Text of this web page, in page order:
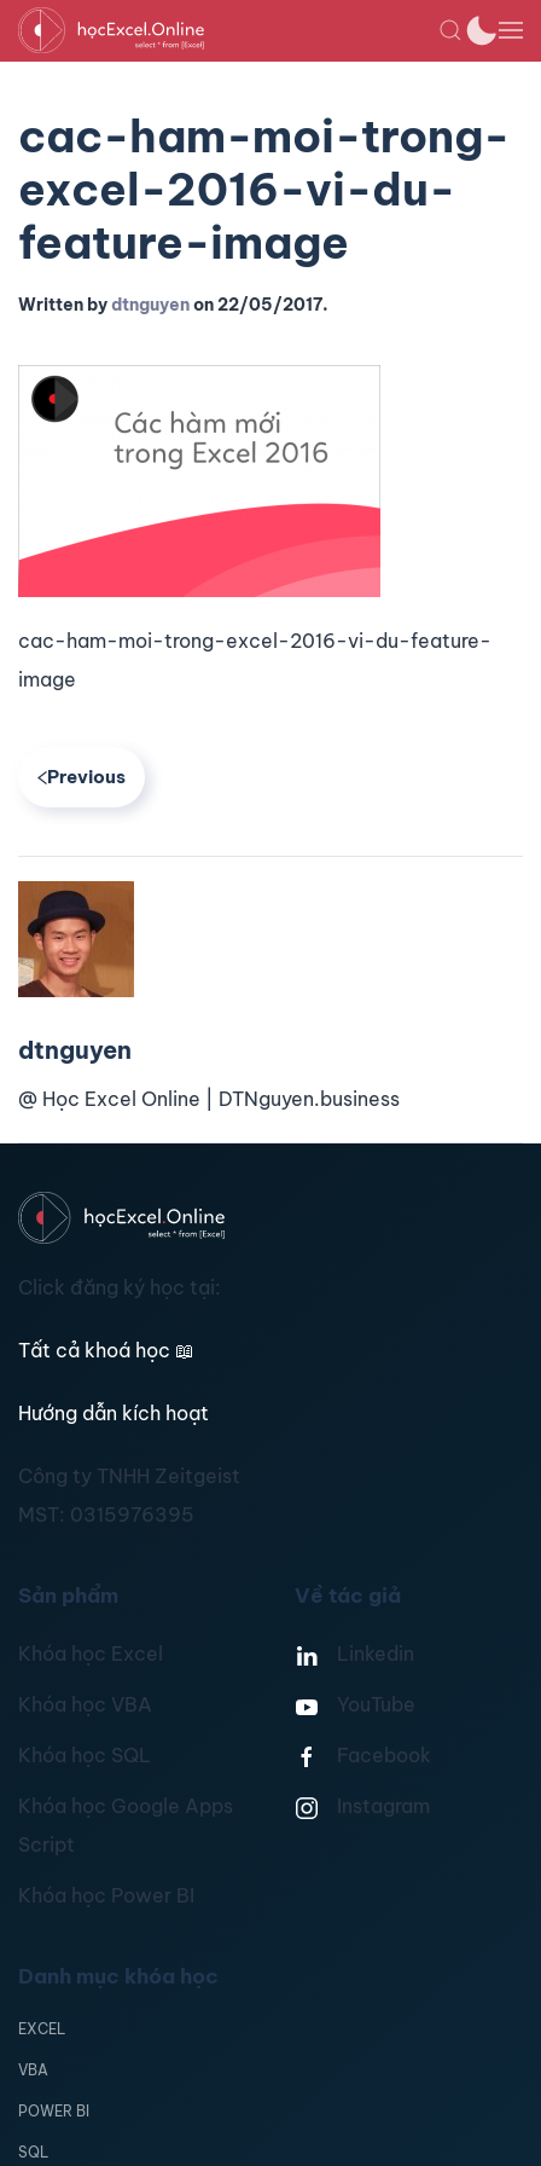
cac-ham-moi-trong-
excel-2016-vi-du-
feature-image
Written bydtnguyenon22/05/2017.
cac-ham-moi-trong-excel-2016-vi-du-feature-
image
Previous
dtnguyen
@ Học Excel Online | DTNguyen.business
Click đăng ký học tại:
Tất cả khoá học 📖
Hướng dẫn kích hoạt
Công ty TNHH Zeitgeist
MST: 0315976395
Sản phẩm
Khóa học Excel
Khóa học VBA
Khóa học SQL
Khóa học Google Apps
Script
Khóa học Power BI
Về tác giả
Linkedin
YouTube
Facebook
Instagram
Danh mục khóa học
EXCEL
VBA
POWER BI
SQL